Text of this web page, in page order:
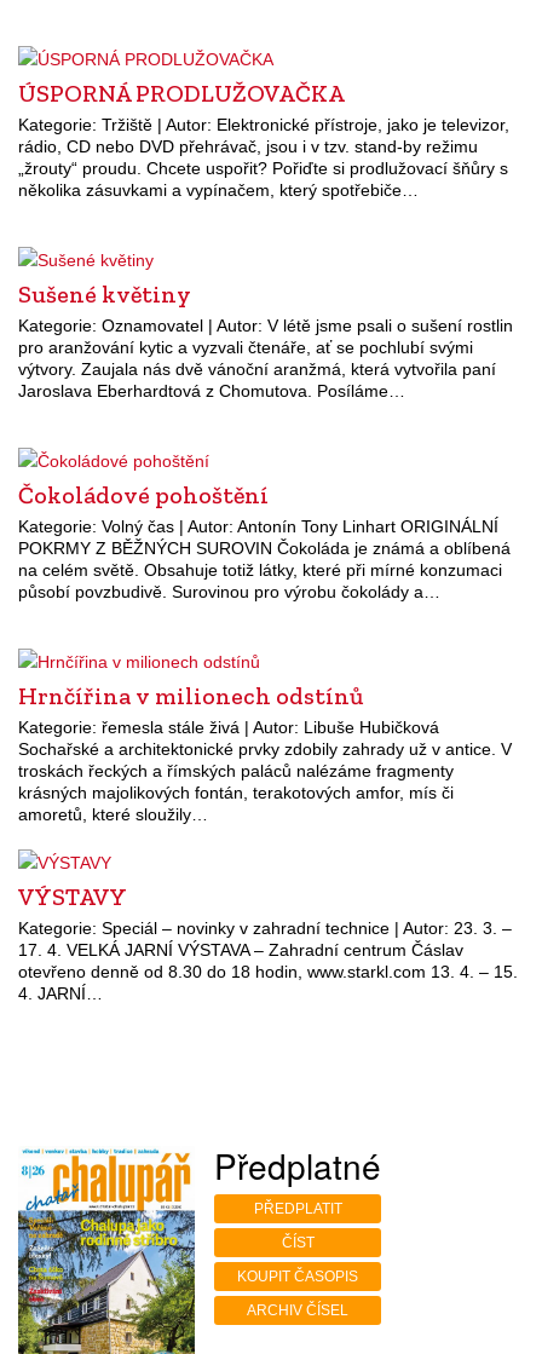
ÚSPORNÁ PRODLUŽOVAČKA
Kategorie: Tržiště | Autor: Elektronické přístroje, jako je televizor,
rádio, CD nebo DVD přehrávač, jsou i v tzv. stand-by režimu
„žrouty“ proudu. Chcete uspořit? Pořiďte si prodlužovací šňůry s
několika zásuvkami a vypínačem, který spotřebiče…
Sušené květiny
Kategorie: Oznamovatel | Autor: V létě jsme psali o sušení rostlin
pro aranžování kytic a vyzvali čtenáře, ať se pochlubí svými
výtvory. Zaujala nás dvě vánoční aranžmá, která vytvořila paní
Jaroslava Eberhardtová z Chomutova. Posíláme…
Čokoládové pohoštění
Kategorie: Volný čas | Autor: Antonín Tony Linhart ORIGINÁLNÍ
POKRMY Z BĚŽNÝCH SUROVIN Čokoláda je známá a oblíbená
na celém světě. Obsahuje totiž látky, které při mírné konzumaci
působí povzbudivě. Surovinou pro výrobu čokolády a…
Hrnčířina v milionech odstínů
Kategorie: řemesla stále živá | Autor: Libuše Hubičková
Sochařské a architektonické prvky zdobily zahrady už v antice. V
troskách řeckých a římských paláců nalézáme fragmenty
krásných majolikových fontán, terakotových amfor, mís či
amoretů, které sloužily…
VÝSTAVY
Kategorie: Speciál – novinky v zahradní technice | Autor: 23. 3. –
17. 4. VELKÁ JARNÍ VÝSTAVA – Zahradní centrum Čáslav
otevřeno denně od 8.30 do 18 hodin, www.starkl.com 13. 4. – 15.
4. JARNÍ…
Předplatné
PŘEDPLATIT
ČÍST
KOUPIT ČASOPIS
ARCHIV ČÍSEL